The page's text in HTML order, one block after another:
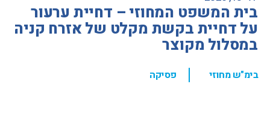
בית המשפט המחוזי – דחיית ערעור
על דחיית בקשת מקלט של אזרח קניה
במסלול מקוצר
בימ"ש מחוזי , פסיקה